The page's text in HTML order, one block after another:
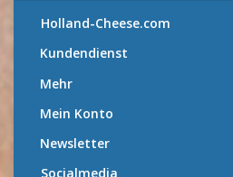
Holland-Cheese.com
Kundendienst
Mehr
Mein Konto
Newsletter
Socialmedia